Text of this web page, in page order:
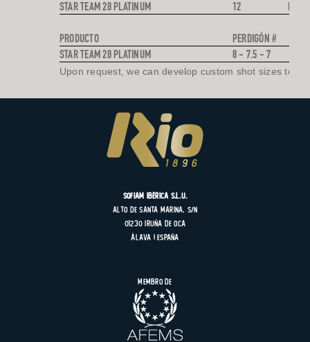
STAR TEAM 28 PLATINUM
12
PRODUCTO
PERDIGÓN #
STAR TEAM 28 PLATINUM
8 - 7.5 - 7
Upon request, we can develop custom shot sizes to
SOFIAM Ibérica S.L.U.
Alto de Santa Marina, s/n
01230 Iruña de Oca
Álava | España
Membro de